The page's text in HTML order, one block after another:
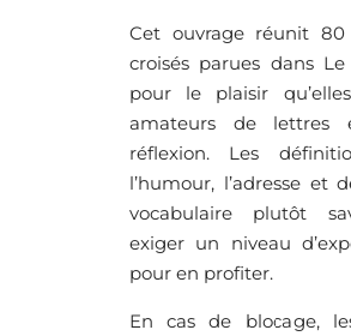
Cet ouvrage réunit
croisés parues dans
pour le plaisir
amateurs de
réflexion. Les
l’humour, l’adresse et
vocabulaire plutôt
exiger un niveau
pour en profiter.
En cas de blocage,